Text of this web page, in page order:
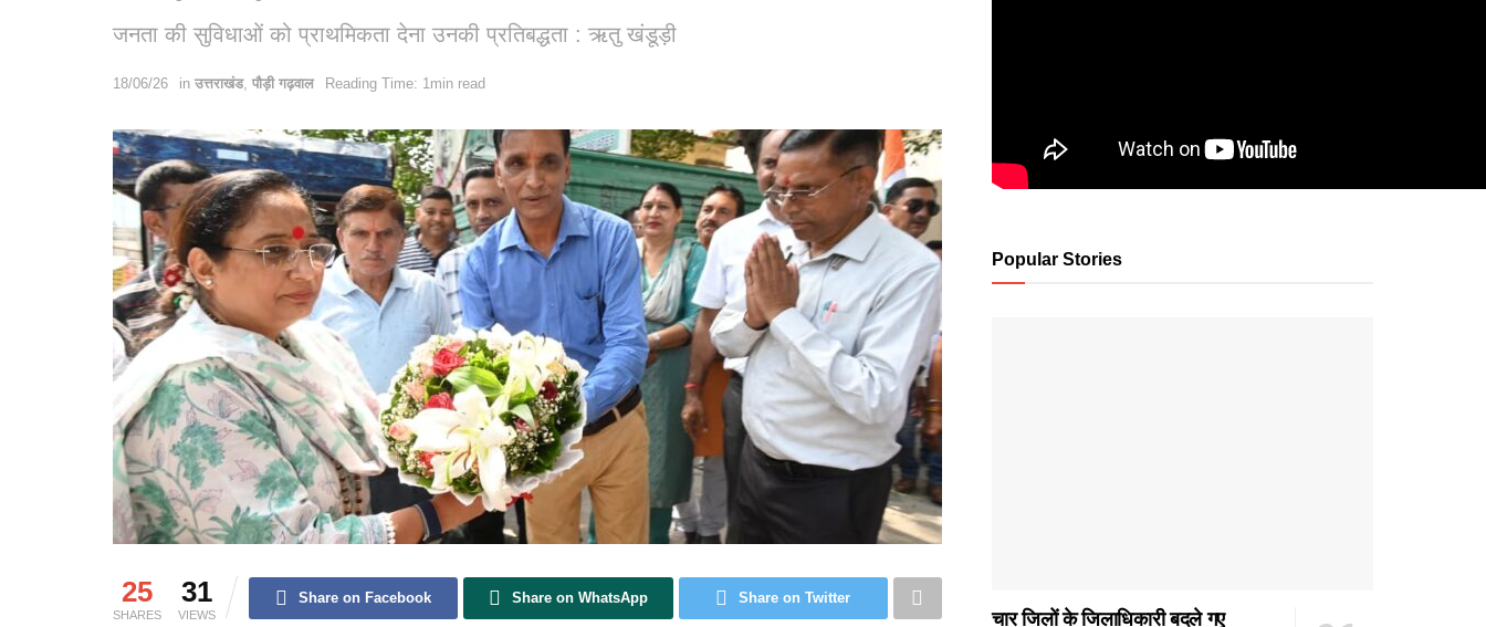
जनता की सुविधाओं को प्राथमिकता देना उनकी प्रतिबद्धता : ऋतु खंडूड़ी
18/06/26 in उत्तराखंड, पौड़ी गढ़वाल Reading Time: 1min read
25
SHARES
31
VIEWS
Share on Facebook Share on WhatsApp Share on Twitter
Popular Stories
चार जिलों के जिलाधिकारी बदले गए